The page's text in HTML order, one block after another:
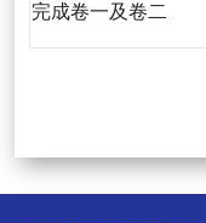
完成卷一及卷二